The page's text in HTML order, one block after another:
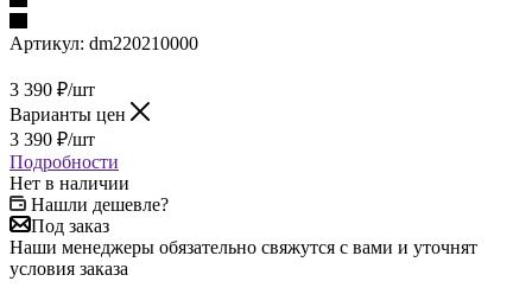
Артикул: dm220210000
3 390 ₽/шт
Варианты цен
3 390 ₽/шт
Подробности
Нет в наличии
Нашли дешевле?
Под заказ
Наши менеджеры обязательно свяжутся с вами и уточнят
условия заказа